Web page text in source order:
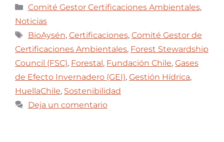
Comité Gestor Certificaciones Ambientales,
Noticias
BioAysén, Certificaciones, Comité Gestor de
Certificaciones Ambientales, Forest Stewardship
Council (FSC), Forestal , Fundación Chile, Gases
de Efecto Invernadero (GEI), Gestión Hídrica,
HuellaChile, Sostenibilidad
Deja un comentario